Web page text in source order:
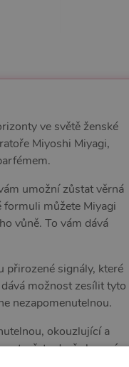
ve světě ženské
Miyoshi Miyagi,
umožní zůstat věrná
můžete Miyagi
vůně. To vám dává
přirozené signály, které
možnost zesílit tyto
nezapomenutelnou.
okouzlující a
otevřete dveře k novým